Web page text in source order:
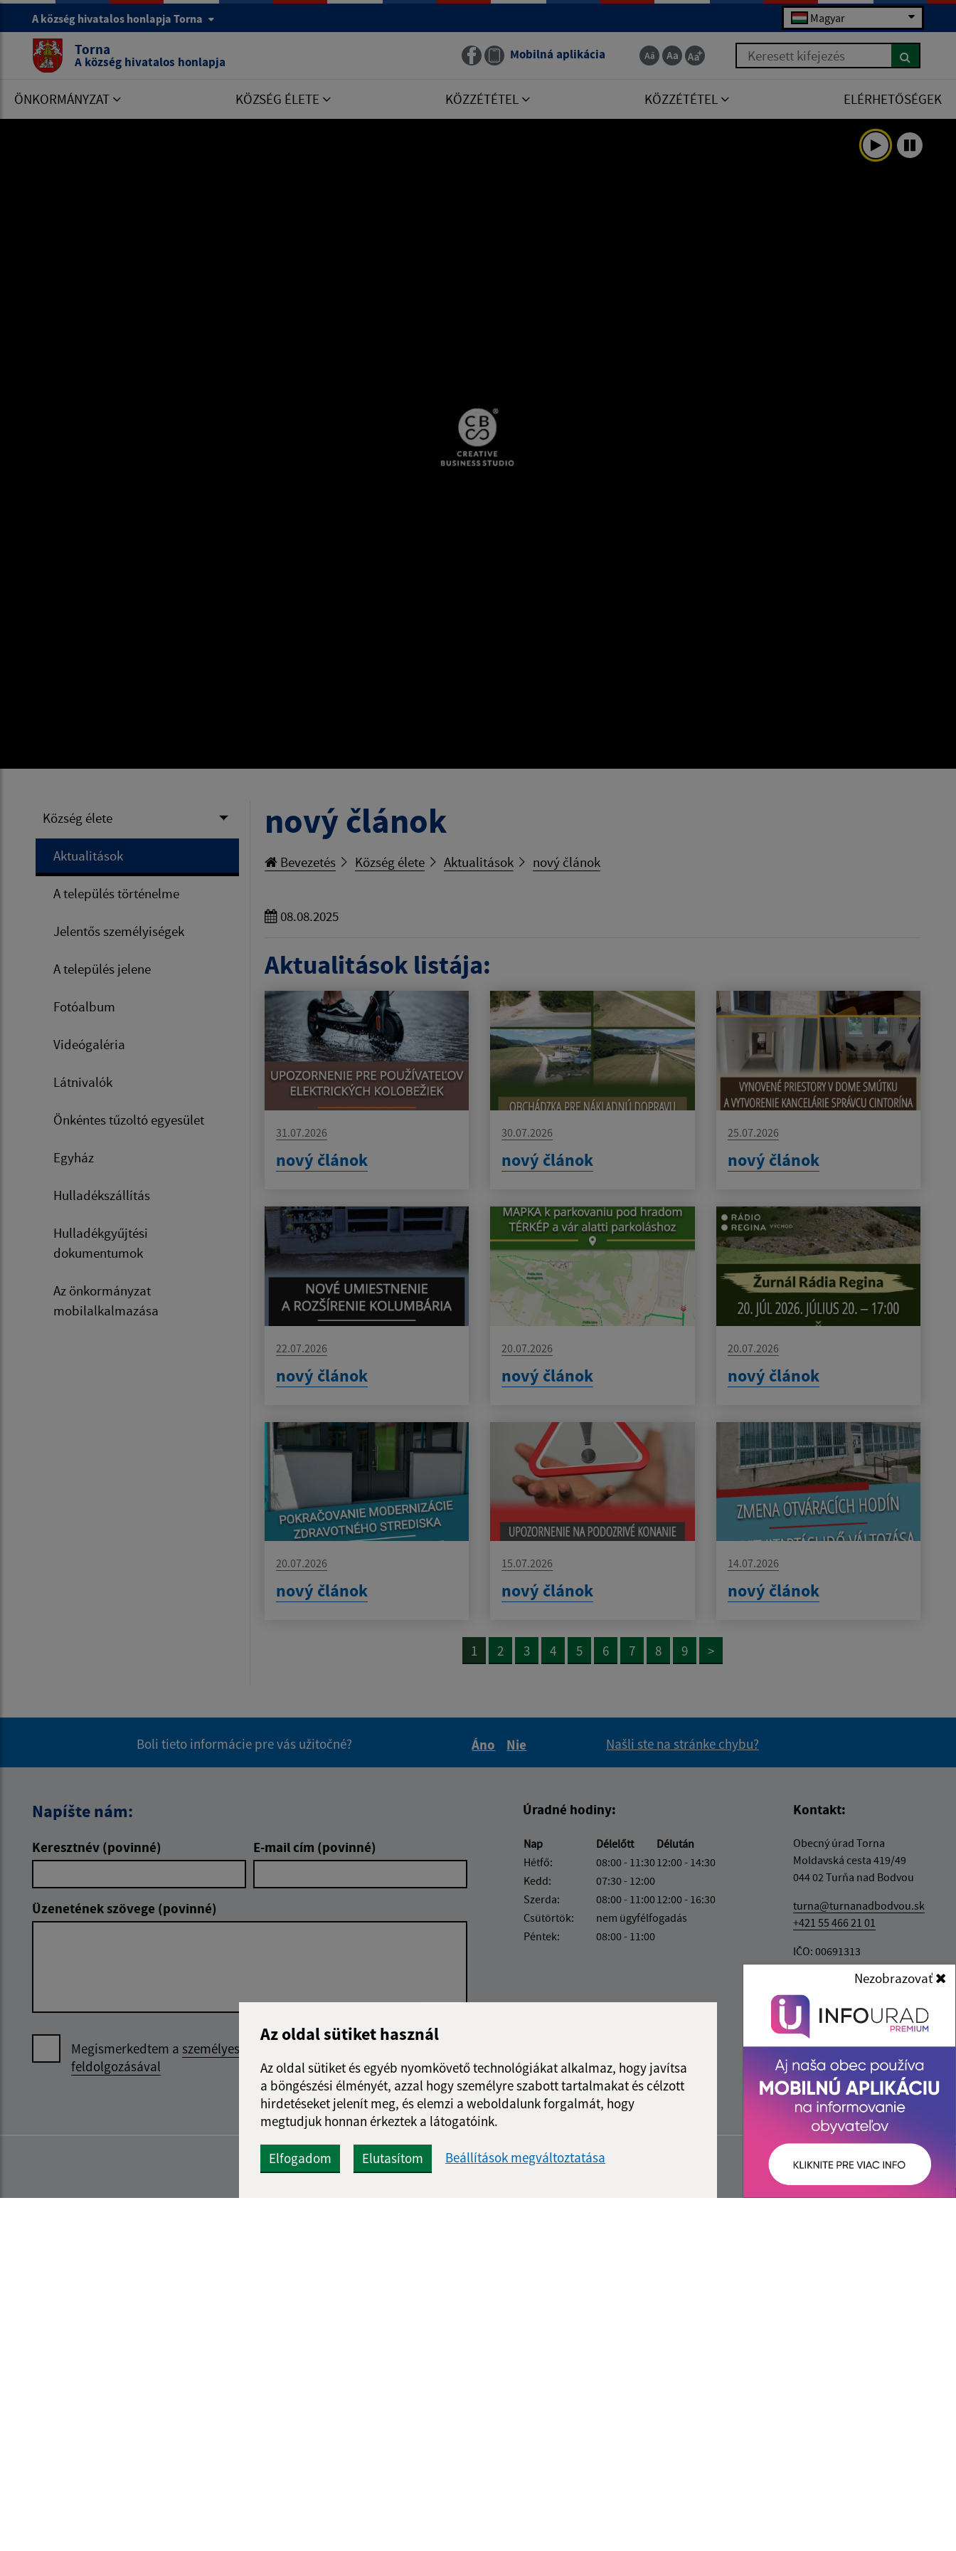
Az oldal sütiket használ
Az oldal sütiket és egyéb nyomkövető technológiákat alkalmaz, hogy javítsa
a böngészési élményét, azzal hogy személyre szabott tartalmakat és célzott
hirdetéseket jelenít meg, és elemzi a weboldalunk forgalmát, hogy
megtudjuk honnan érkeztek a látogatóink.
Elfogadom Elutasítom Beállítások megváltoztatása
Nezobrazovať
A község hivatalos honlapja Torna Magyar
Torna
A község hivatalos honlapja Mobilná aplikácia Keresett kifejezés
ÖNKORMÁNYZAT KÖZSÉG ÉLETE KÖZZÉTÉTEL KÖZZÉTÉTEL ELÉRHETŐSÉGEK
Község élete
Aktualitások
A település történelme
Jelentős személyiségek
A település jelene
Fotóalbum
Videógaléria
Látnivalók
Önkéntes tűzoltó egyesület
Egyház
Hulladékszállítás
Hulladékgyűjtési
dokumentumok
Az önkormányzat
mobilalkalmazása
nový článok
Bevezetés Község élete Aktualitások nový článok
08.08.2025
Aktualitások listája:
31.07.2026
nový článok
30.07.2026
nový článok
25.07.2026
nový článok
22.07.2026
nový článok
20.07.2026
nový článok
20.07.2026
nový článok
20.07.2026
nový článok
15.07.2026
nový článok
14.07.2026
nový článok
1 2 3 4 5 6 7 8 9 >
Boli tieto informácie pre vás užitočné?
Áno
Nie
Našli ste na stránke chybu?
Napíšte nám:
Keresztnév (povinné) E-mail cím (povinné)
Üzenetének szövege (povinné)
Megismerkedtem a személyes adatok
feldolgozásával
Google reCaptcha Response
Úradné hodiny:
Nap Délelőtt
Délután
Hétfő:
08:00 - 11:3012:00 - 14:30
Kedd:
07:30 - 12:00
Szerda:
08:00 - 11:0012:00 - 16:30
Csütörtök:
nem ügyfélfogadás
Péntek:
08:00 - 11:00
Kontakt:
Obecný úrad Torna
Moldavská cesta 419/49
044 02 Turňa nad Bodvou
turna@turnanadbodvou.sk
+421 55 466 21 01
IČO: 00691313